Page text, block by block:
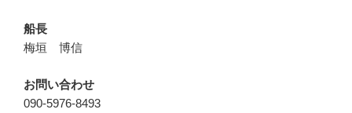
船長
梅垣 博信
お問い合わせ
090-5976-8493